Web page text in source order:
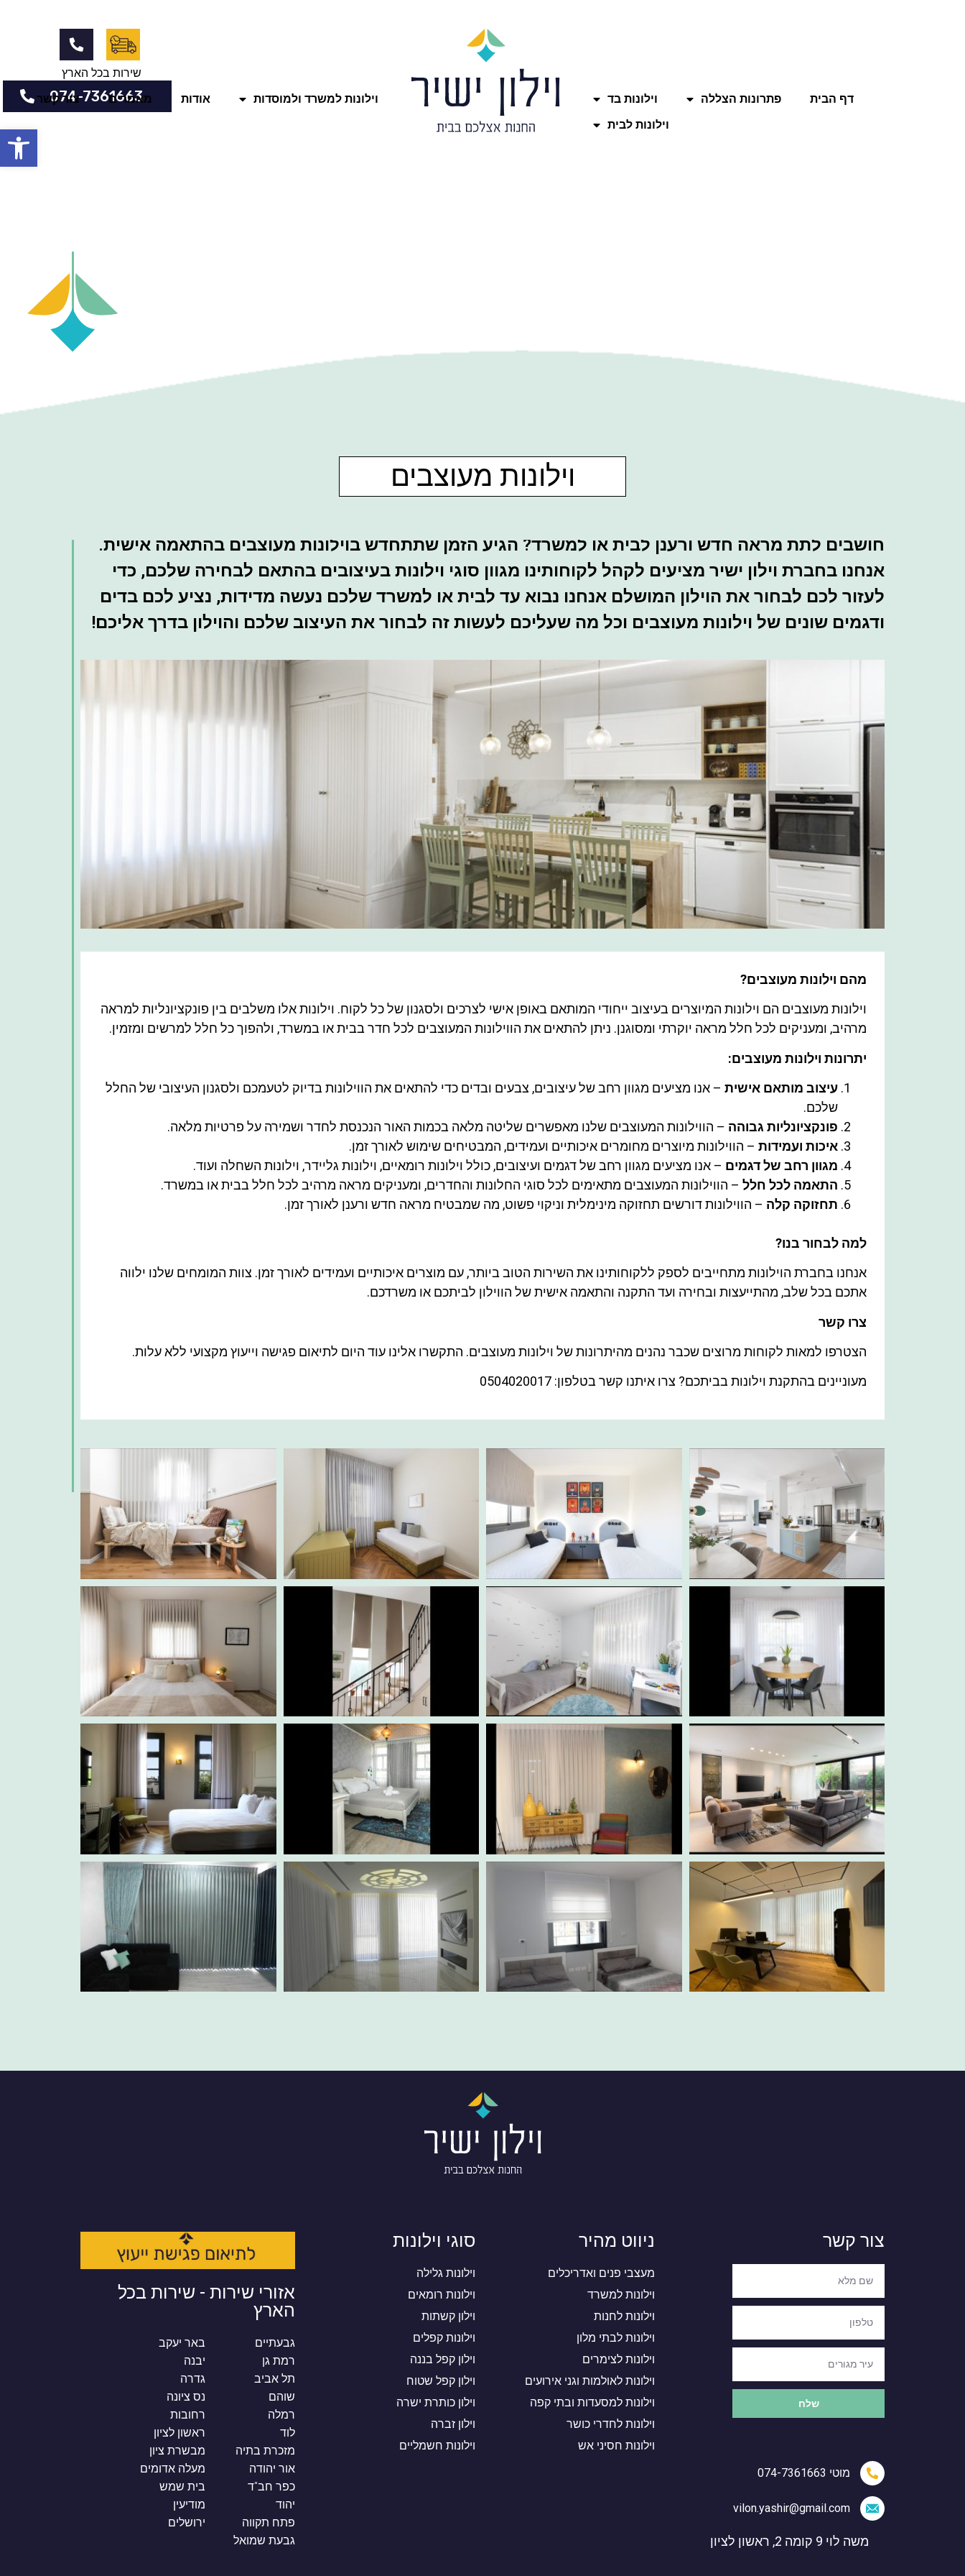
דף הבית פתרונות הצללה
וילונות בד
וילונות לבית
שירות בכל הארץ
074-7361663 וילונות למשרד ולמוסדות אודות מאמרים צור קשר
וילונות מעוצבים
חושבים לתת מראה חדש ורענן לבית או למשרד? הגיע הזמן שתתחדש בוילונות מעוצבים בהתאמה אישית.
אנחנו בחברת וילון ישיר מציעים לקהל לקוחותינו מגוון סוגי וילונות בעיצובים בהתאם לבחירה שלכם, כדי
לעזור לכם לבחור את הוילון המושלם אנחנו נבוא עד לבית או למשרד שלכם נעשה מדידות, נציע לכם בדים
ודגמים שונים של וילונות מעוצבים וכל מה שעליכם לעשות זה לבחור את העיצוב שלכם והוילון בדרך אליכם!
מהם וילונות מעוצבים?
וילונות מעוצבים הם וילונות המיוצרים בעיצוב ייחודי המותאם באופן אישי לצרכים ולסגנון של כל לקוח. וילונות אלו משלבים בין פונקציונליות למראה
מרהיב, ומעניקים לכל חלל מראה יוקרתי ומסוגנן. ניתן להתאים את הווילונות המעוצבים לכל חדר בבית או במשרד, ולהפוך כל חלל למרשים ומזמין.
יתרונות וילונות מעוצבים:
עיצוב מותאם אישית – אנו מציעים מגוון רחב של עיצובים, צבעים ובדים כדי להתאים את הווילונות בדיוק לטעמכם ולסגנון העיצובי של החלל
שלכם.
פונקציונליות גבוהה – הווילונות המעוצבים שלנו מאפשרים שליטה מלאה בכמות האור הנכנסת לחדר ושמירה על פרטיות מלאה.
איכות ועמידות – הווילונות מיוצרים מחומרים איכותיים ועמידים, המבטיחים שימוש לאורך זמן.
מגוון רחב של דגמים – אנו מציעים מגוון רחב של דגמים ועיצובים, כולל וילונות רומאיים, וילונות גליידר, וילונות השחלה ועוד.
התאמה לכל חלל – הווילונות המעוצבים מתאימים לכל סוגי החלונות והחדרים, ומעניקים מראה מרהיב לכל חלל בבית או במשרד.
תחזוקה קלה – הווילונות דורשים תחזוקה מינימלית וניקוי פשוט, מה שמבטיח מראה חדש ורענן לאורך זמן.
למה לבחור בנו?
אנחנו בחברת הוילונות מתחייבים לספק ללקוחותינו את השירות הטוב ביותר, עם מוצרים איכותיים ועמידים לאורך זמן. צוות המומחים שלנו ילווה
אתכם בכל שלב, מהתייעצות ובחירה ועד התקנה והתאמה אישית של הווילון לביתכם או משרדכם.
צרו קשר
הצטרפו למאות לקוחות מרוצים שכבר נהנים מהיתרונות של וילונות מעוצבים. התקשרו אלינו עוד היום לתיאום פגישה וייעוץ מקצועי ללא עלות.
מעוניינים בהתקנת וילונות בביתכם? צרו איתנו קשר בטלפון: 0504020017
צור קשר
שלח
מוטי 074-7361663
vilon.yashir@gmail.com
משה לוי 9 קומה 2, ראשון לציון
ניווט מהיר
מעצבי פנים ואדריכלים
וילונות למשרד
וילונות לחנות
וילונות לבתי מלון
וילונות לצימרים
וילונות לאולמות וגני אירועים
וילונות למסעדות ובתי קפה
וילונות לחדרי כושר
וילונות חסיני אש
סוגי וילונות
וילונות גלילה
וילונות רומאים
וילון קשתות
וילונות קפלים
וילון קפל בננה
וילון קפל שטוח
וילון כותרת ישרה
וילון זברה
וילונות חשמליים
אזורי שירות - שירות בכל
הארץ
גבעתיים
רמת גן
תל אביב
שוהם
רמלה
לוד
מזכרת בתיה
אור יהודה
כפר חב"ד
יהוד
פתח תקווה
גבעת שמואל
באר יעקב
יבנה
גדרה
נס ציונה
רחובות
ראשון לציון
מבשרת ציון
מעלה אדומים
בית שמש
מודיעין
ירושלים